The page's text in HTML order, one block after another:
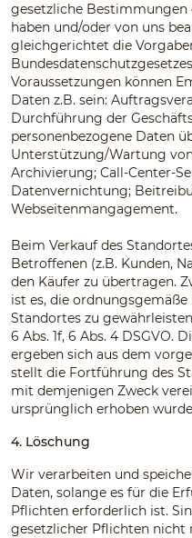
gesetzliche Bestimmungen
haben und/oder von uns
gleichgerichtet die
Voraussetzungen können
Daten z.B. sein:
Durchführung der
personenbezogene Daten
Unterstützung/Wartung
Archivierung; Call-Center-
Datenvernichtung;
Webseitenmangagement.
Beim Verkauf des
Betroffenen (z.B. Kunden,
den Käufer zu übertragen.
ist es, die
Standortes zu
6 Abs. 1f, 6 Abs. 4 DSGVO.
ergeben sich aus dem
stellt die Fortführung des
mit demjenigen Zweck
ursprünglich erhoben
4. Löschung
Wir verarbeiten und
Daten, solange es für die
Pflichten erforderlich ist.
gesetzlicher Pflichten nicht